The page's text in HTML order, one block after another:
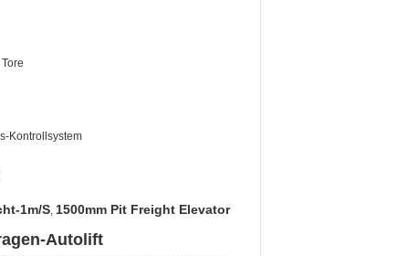
Kontrollsystem
1m/S, 1500mm Pit Freight Elevator
Autolift